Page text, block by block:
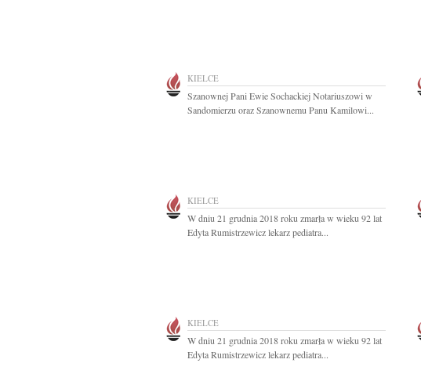
KIELCE
Szanownej Pani Ewie Sochackiej Notariuszowi w
Sandomierzu oraz Szanownemu Panu Kamilowi...
KIELCE
W dniu 21 grudnia 2018 roku zmarła w wieku 92 lat
Edyta Rumistrzewicz lekarz pediatra...
KIELCE
W dniu 21 grudnia 2018 roku zmarła w wieku 92 lat
Edyta Rumistrzewicz lekarz pediatra...